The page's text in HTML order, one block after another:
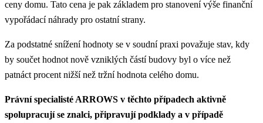
ceny domu. Tato cena je pak základem pro stanovení výše finanční
vypořádací náhrady pro ostatní strany.
Za podstatné snížení hodnoty se v soudní praxi považuje stav, kdy
by součet hodnot nově vzniklých částí budovy byl o více než
patnáct procent nižší než tržní hodnota celého domu.
Právní specialisté ARROWS v těchto případech aktivně
spolupracují se znalci, připravují podklady a v případě